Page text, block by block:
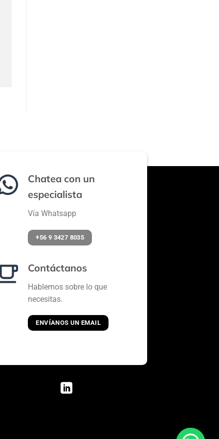
Chatea con un
especialista
Vía Whatsapp
+56 9 3427 8035
Contáctanos
Hablemos sobre lo que
necesitas.
ENVÍANOS UN EMAIL